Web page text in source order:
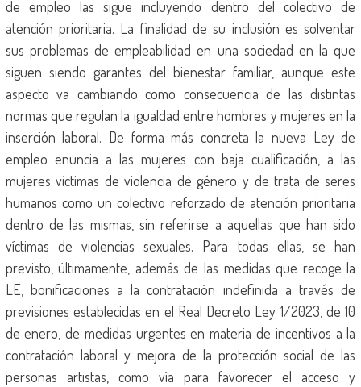
de empleo las sigue incluyendo dentro del colectivo de
atención prioritaria. La finalidad de su inclusión es solventar
sus problemas de empleabilidad en una sociedad en la que
siguen siendo garantes del bienestar familiar, aunque este
aspecto va cambiando como consecuencia de las distintas
normas que regulan la igualdad entre hombres y mujeres en la
inserción laboral. De forma más concreta la nueva Ley de
empleo enuncia a las mujeres con baja cualificación, a las
mujeres víctimas de violencia de género y de trata de seres
humanos como un colectivo reforzado de atención prioritaria
dentro de las mismas, sin referirse a aquellas que han sido
víctimas de violencias sexuales. Para todas ellas, se han
previsto, últimamente, además de las medidas que recoge la
LE, bonificaciones a la contratación indefinida a través de
previsiones establecidas en el Real Decreto Ley 1/2023, de 10
de enero, de medidas urgentes en materia de incentivos a la
contratación laboral y mejora de la protección social de las
personas artistas, como vía para favorecer el acceso y